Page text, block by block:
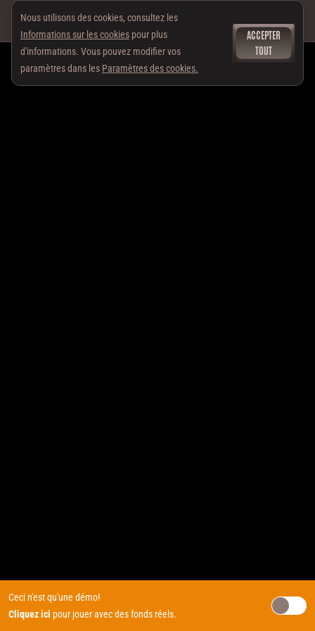
Ceci n'est qu'une démo!
Cliquez ici pour jouer avec des fonds réels.
Nous utilisons des cookies, consultez les
Informations sur les cookies pour plus
d'informations. Vous pouvez modifier vos
paramètres dans les Paramètres des cookies.
ACCEPTER
TOUT